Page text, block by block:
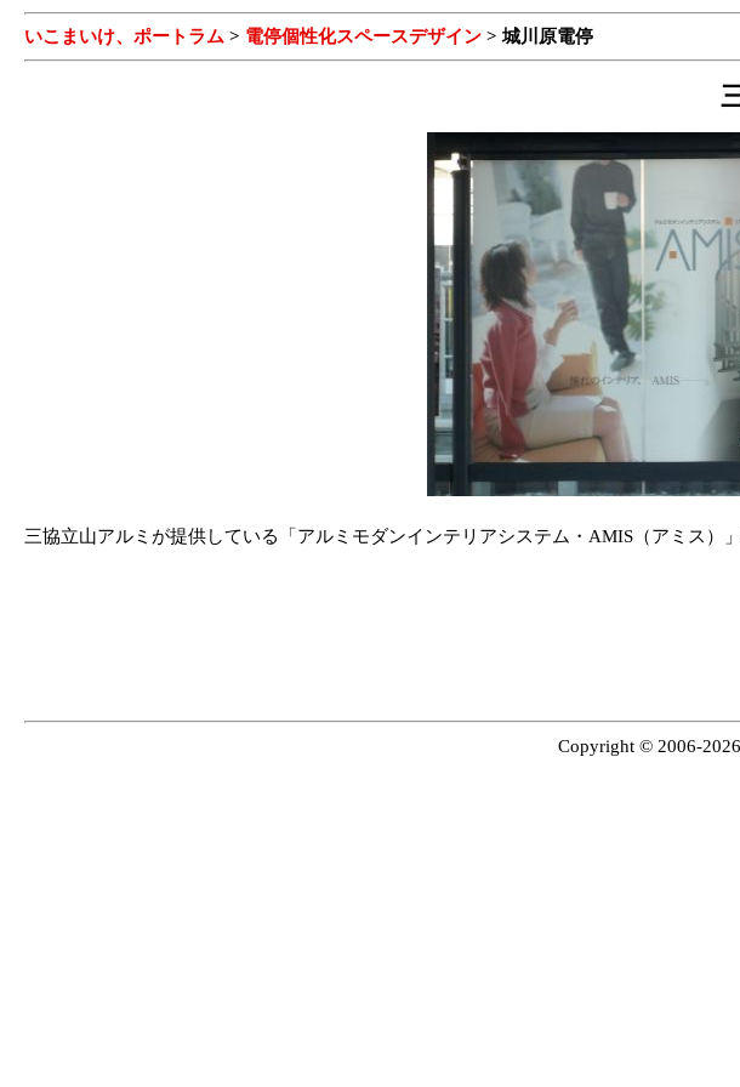
いこまいけ、ポートラム > 電停個性化スペースデザイン > 城川原電停
三協立山アルミが提供している「アルミモダンインテリアシステム・AMIS（アミス）
Copyright © 2006-